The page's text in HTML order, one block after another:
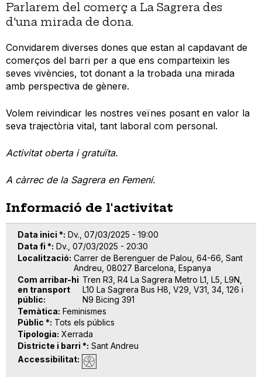
Parlarem del comerç a La Sagrera des
d'una mirada de dona.
Convidarem diverses dones que estan al capdavant de
comerços del barri per a que ens comparteixin les
seves vivències, tot donant a la trobada una mirada
amb perspectiva de gènere.
Volem reivindicar les nostres veïnes posant en valor la
seva trajectòria vital, tant laboral com personal.
Activitat oberta i gratuïta.
A càrrec de la Sagrera en Femení.
Informació de l'activitat
Data inici * Dv., 07/03/2025 - 19:00
Data fi * Dv., 07/03/2025 - 20:30
Localització Carrer de Berenguer de Palou, 64-66, Sant
Andreu, 08027 Barcelona, Espanya
Com arribar-hi
en transport
públic
Tren R3, R4 La Sagrera Metro L1, L5, L9N,
L10 La Sagrera Bus H8, V29, V31, 34, 126 i
N9 Bicing 391
Temàtica Feminismes
Públic * Tots els públics
Tipologia Xerrada
Districte i barri * Sant Andreu
Accessibilitat